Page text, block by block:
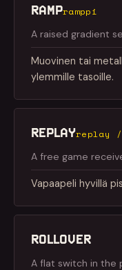
RAMPramppi
A raised gradient
Muovinen tai
ylemmille tasoille.
REPLAYreplay /
A free game
Vapaapeli hyvillä
ROLLOVER
A flat switch in the